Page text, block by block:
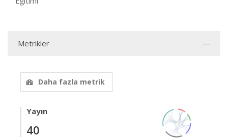
Metrikler
Daha fazla metrik
Yayın
40